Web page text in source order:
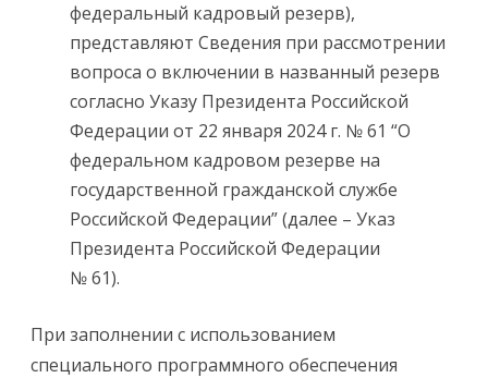
федеральный кадровый резерв),
представляют Сведения при рассмотрении
вопроса о включении в названный резерв
согласно Указу Президента Российской
Федерации от 22 января 2024 г. № 61 “О
федеральном кадровом резерве на
государственной гражданской службе
Российской Федерации” (далее – Указ
Президента Российской Федерации
№ 61).
При заполнении с использованием
специального программного обеспечения